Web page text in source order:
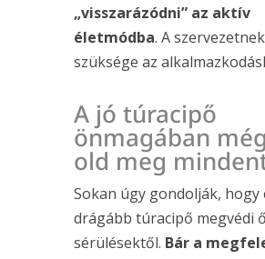
„visszarázódni” az aktív
életmódba. A
szüksége az
A jó túracipő
önmagában
old meg
Sokan úgy gondolják, hogy
drágább túracipő megvédi
sérülésektől. Bár a